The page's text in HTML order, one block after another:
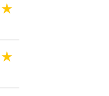
★
★